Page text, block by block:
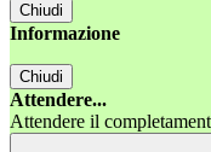
Chiudi
Informazione
Chiudi
Attendere...
Attendere il